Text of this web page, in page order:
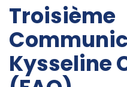
Troisième
Kysseline